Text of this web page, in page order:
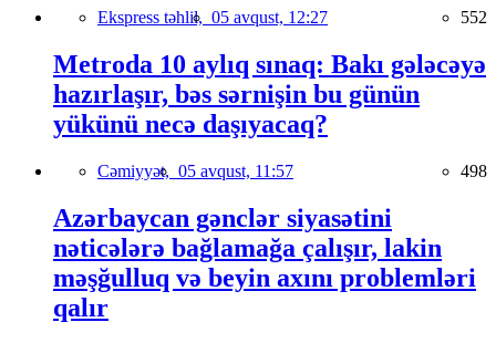
Ekspress təhlil, 05 avqust, 12:27 552
Metroda 10 aylıq sınaq: Bakı gələcəyə
hazırlaşır, bəs sərnişin bu günün
yükünü necə daşıyacaq?
Cəmiyyət, 05 avqust, 11:57 498
Azərbaycan gənclər siyasətini
nəticələrə bağlamağa çalışır, lakin
məşğulluq və beyin axını problemləri
qalır